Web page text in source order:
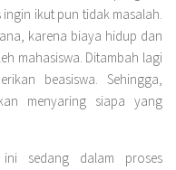
ikut pun tidak masalah.
karena biaya hidup dan
mahasiswa. Ditambah lagi
beasiswa. Sehingga,
menyaring siapa yang
ini sedang dalam proses